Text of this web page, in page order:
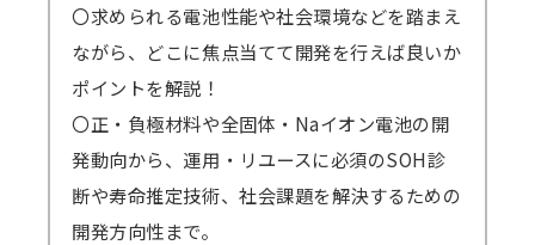
カテゴリー別
講師派遣
(社内研修)
コラム・取材
FAQ/問い合わせ先
〇求められる電池性能や社会環境などを踏まえ
ながら、どこに焦点当てて開発を行えば良いか
ポイントを解説！
〇正・負極材料や全固体・Naイオン電池の開
発動向から、運用・リユースに必須のSOH診
断や寿命推定技術、社会課題を解決するための
開発方向性まで。